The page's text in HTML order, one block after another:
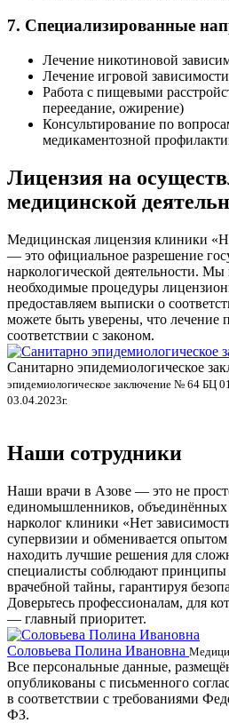
7. Специализированные
Лечение никотиновой
Лечение игровой зависимости
Работа с пищевыми
переедание, ожирение)
Консультирование по
медикаментозной
Лицензия на
медицинской
Медицинская лицензия клиники
— это официальное разрешение
наркологической деятельности.
необходимые процедуры
предоставляем выписки о
можете быть уверены, что лечение
соответствии с законом.
Санитарно эпидемиологическое
эпидемиологическое заключение № 64 БЦ
03.04.2023г.
Наши сотрудники
Наши врачи в Азове — это не
единомышленников,
нарколог клиники «Нет
супервизии и обменивается
находить лучшие решения для
специалисты соблюдают
врачебной тайны, гарантируя
Доверьтесь профессионалам, для
— главный приоритет.
Соловьева Полина Ивановна
Все персональные данные,
опубликованы с письменного
в соответствии с требованиями
ФЗ.